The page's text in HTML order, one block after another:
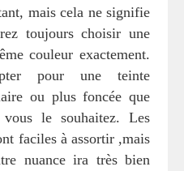
mais cela ne signifie
toujours choisir une
couleur exactement.
pour une teinte
ou plus foncée que
le souhaitez. Les
faciles à assortir ,mais
nuance ira très bien